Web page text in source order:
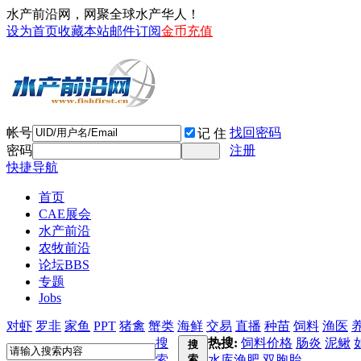
水产前沿网，网聚全球水产华人！
设为首页收藏本站邮件订阅金币充值
帐号 记 住 找回密码
密码
注册
快捷导航
首页
CAE展会
水产前沿
农牧前沿
论坛BBS
专题
Jobs
对虾 罗非 家鱼 PPT 猪禽 蟹类 海鲜 交易 直播 种苗 饲料 渔医
搜
搜
热搜: 饲料价格 肠炎 泥鳅